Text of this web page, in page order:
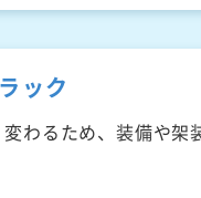
ック
わるため、装備や架